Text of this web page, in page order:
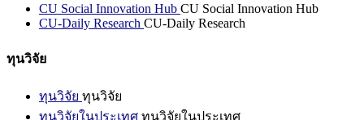
CU Social Innovation Hub CU Social Innovation Hub
CU-Daily Research CU-Daily Research
ทุนวิจัย
ทุนวิจัย ทุนวิจัย
ทุนวิจัยในประเทศ ทุนวิจัยในประเทศ